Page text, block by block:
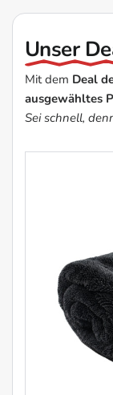
Unser
Mit dem Deal
ausgewähltes
Sei schnell,